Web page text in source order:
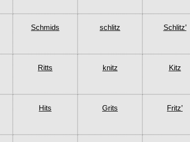
Schmids schlitz Schlitz’
Ritts knitz Kitz
Hits Grits Fritz’